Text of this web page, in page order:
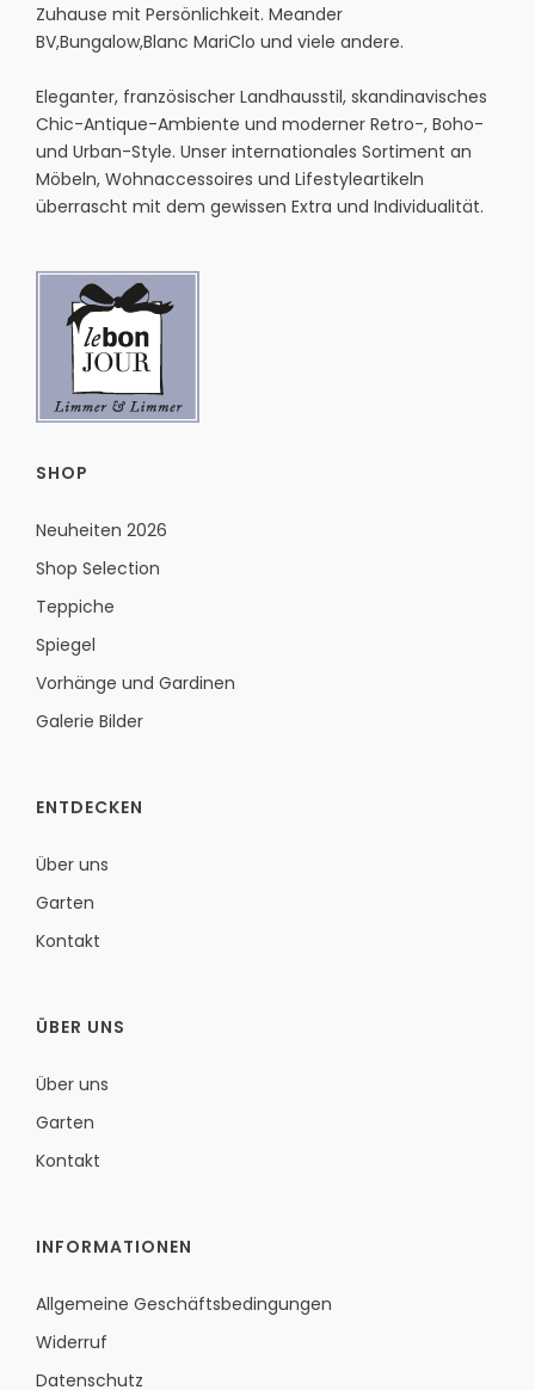
Zuhause mit Persönlichkeit. Meander
BV,Bungalow,Blanc MariClo und viele andere.
Eleganter, französischer Landhausstil, skandinavisches
Chic-Antique-Ambiente und moderner Retro-, Boho-
und Urban-Style. Unser internationales Sortiment an
Möbeln, Wohnaccessoires und Lifestyleartikeln
überrascht mit dem gewissen Extra und Individualität.
SHOP
Neuheiten 2026
Shop Selection
Teppiche
Spiegel
Vorhänge und Gardinen
Galerie Bilder
ENTDECKEN
Über uns
Garten
Kontakt
ÜBER UNS
Über uns
Garten
Kontakt
INFORMATIONEN
Allgemeine Geschäftsbedingungen
Widerruf
Datenschutz